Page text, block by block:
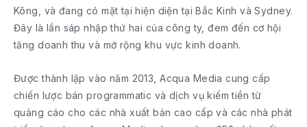
Kông, và đang có mặt tại hiện diện tại Bắc Kinh và Sydney.
Đây là lần sáp nhập thứ hai của công ty, đem đến cơ hội
tăng doanh thu và mở rộng khu vực kinh doanh.
Được thành lập vào năm 2013, Acqua Media cung cấp
chiến lược bán programmatic và dịch vụ kiếm tiền từ
quảng cáo cho các nhà xuất bản cao cấp và các nhà phát